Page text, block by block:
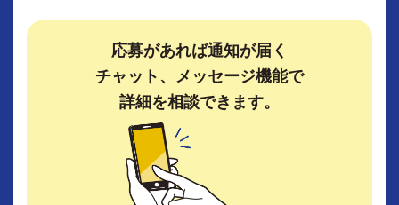
応募があれば通知が届く
チャット、メッセージ機能で
詳細を相談できます。